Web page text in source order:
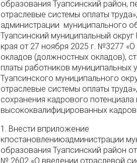
образования Туапсинский район,
отраслевые системы оплаты
администрации муниципального
Туапсинский муниципальный
края от 27 ноября 2025 г. №3277
окладов (должностных окладов),
платы работников муниципальных
Туапсинского муниципального
отраслевые системы оплаты
сохранения кадрового потенциала
высококвалифицированных
1. Внести вприложение
кпостановлениюадминистрации
образования Туапсинский район
№ 2602 «О введении отраслевой